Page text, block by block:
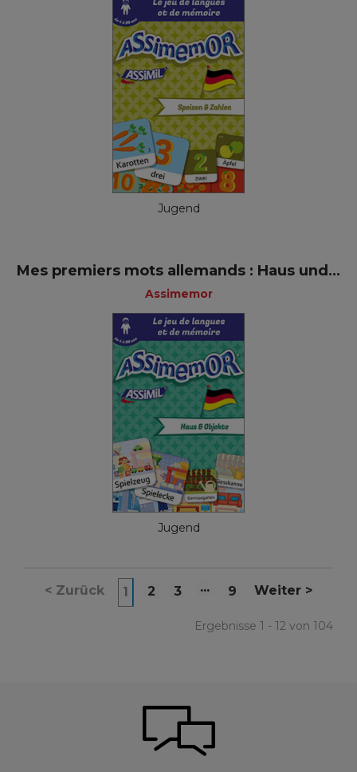
Jugend
Mes premiers mots allemands : Haus und...
Assimemor
Jugend
<Zurück 1 2 3 ... 9 Weiter >
Ergebnisse 1 - 12 von 104